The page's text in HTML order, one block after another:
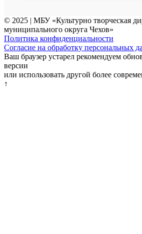
© 2025 | МБУ «Культурно творческая
муниципального округа Чехов»
Политика конфиденциальности
Согласие на обработку персональных
Ваш браузер устарел рекомендуем
версии
или использовать другой более
↑